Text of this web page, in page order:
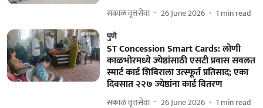
सकाळ वृत्तसेवा 26 June 2026 1 min read
पुणे
ST Concession Smart Cards: लोणी
काळभोरमध्ये ज्येष्ठांसाठी एसटी प्रवास सवलत
स्मार्ट कार्ड शिबिराला उत्स्फूर्त प्रतिसाद; एका
दिवसात २२७ ज्येष्ठांना कार्ड वितरण
सकाळ वृत्तसेवा 26 June 2026 1 min read